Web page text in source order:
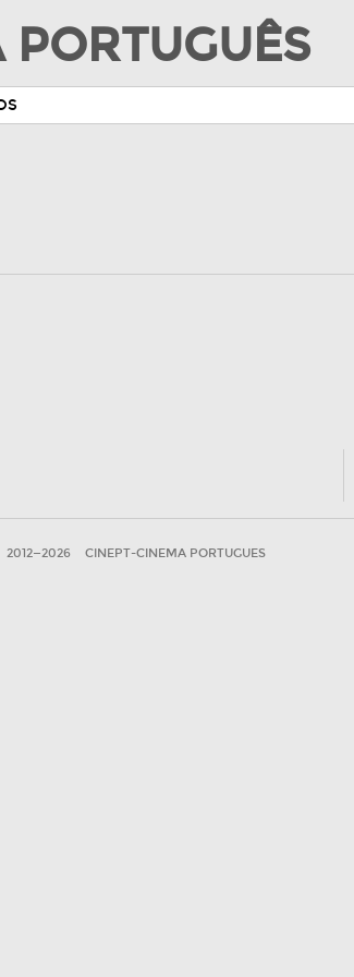
PORTUGUÊS
2012—2026 CINEPT-CINEMA PORTUGUES